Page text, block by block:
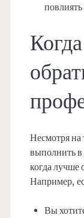
Несмотря
выполнить в
когда лучше
Например,
Вы